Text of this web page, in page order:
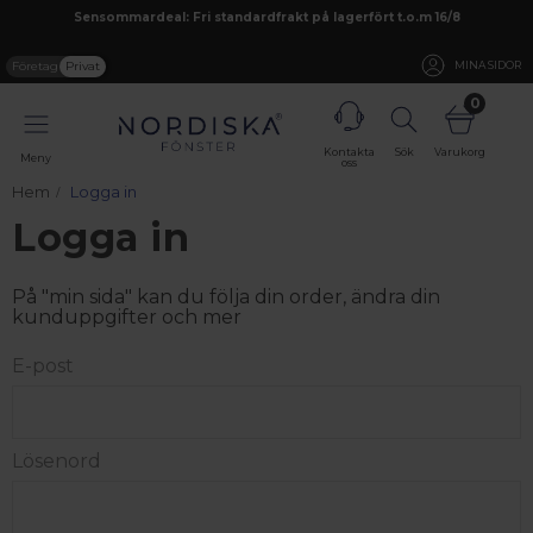
Sensommardeal: Fri standardfrakt på lagerfört t.o.m 16/8
Företag Privat MINA SIDOR
Meny
Kontakta
oss
Sök
0
Varukorg
Hem Logga in
Logga in
På "min sida" kan du följa din order, ändra din
kunduppgifter och mer
E-post
Lösenord